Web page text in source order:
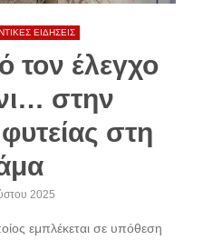
ΕΙΔΗΣΕΙΣ
έλεγχο
στην
στη
2025
εμπλέκεται σε υπόθεση